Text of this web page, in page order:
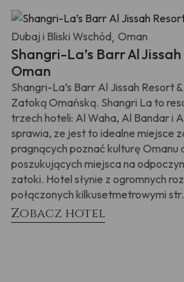
Dubaj i Bliski Wschód, Oman
Shangri-La’s Barr Al
Oman
Shangri-La’s Barr Al Jissah Resort
Zatoką Omańską. Shangri La to
trzech hoteli: Al Waha, Al Bandar i
sprawia, ze jest to idealne miejsce
pragnących poznać kulturę Omanu
poszukujących miejsca na
zatoki. Hotel słynie z ogromnych
połączonych kilkusetmetrowymi
Zobacz hotel